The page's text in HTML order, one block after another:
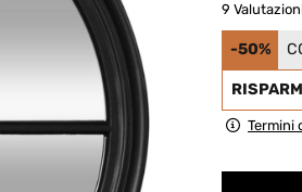
9
-50%
Termini